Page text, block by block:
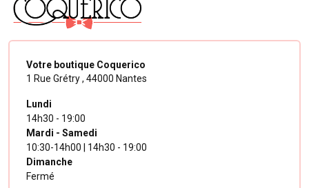
Votre boutique Coquerico
1 Rue Grétry , 44000 Nantes
Lundi
14h30 - 19:00
Mardi - Samedi
10:30-14h00 | 14h30 - 19:00
Dimanche
Fermé